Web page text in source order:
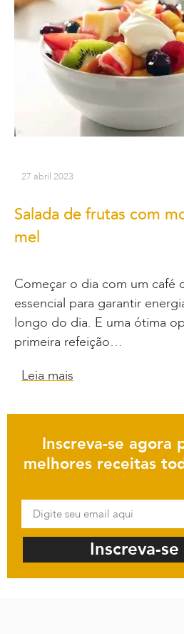
27 abril 2023
Salada de frutas com
mel
Começar o dia com um café
essencial para garantir
longo do dia. E uma ótima
primeira refeição…
Leia mais
Inscreva-se agora
melhores receitas
Inscreva-